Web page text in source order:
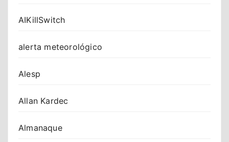
AIKillSwitch
alerta meteorológico
Alesp
Allan Kardec
Almanaque